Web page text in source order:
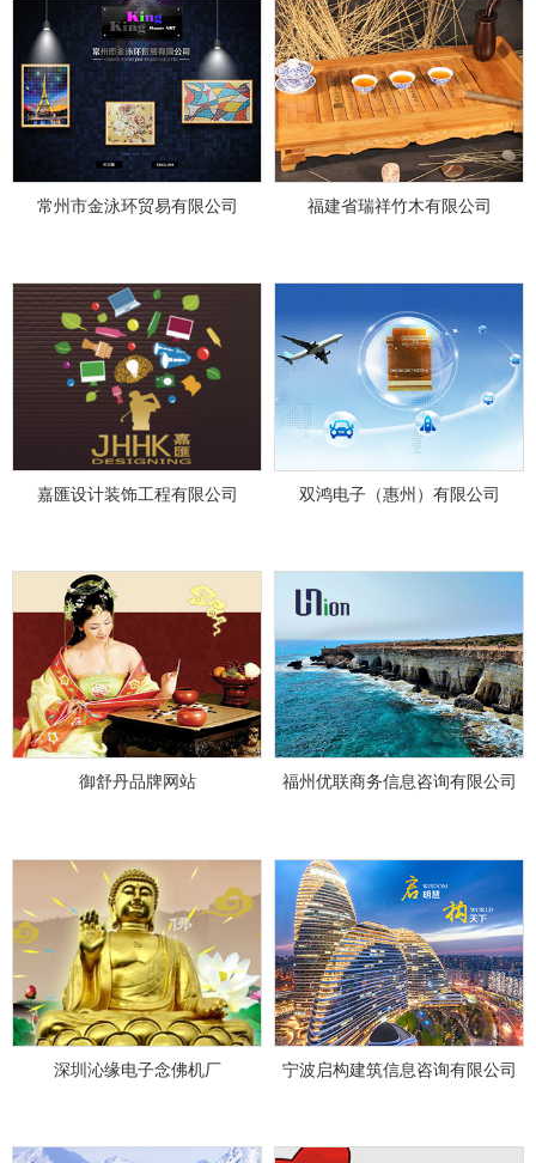
常州市金泳环贸易有限公司 福建省瑞祥竹木有限公司
嘉匯设计装饰工程有限公司 双鸿电子（惠州）有限公司
御舒丹品牌网站 福州优联商务信息咨询有限公司
深圳沁缘电子念佛机厂 宁波启构建筑信息咨询有限公司